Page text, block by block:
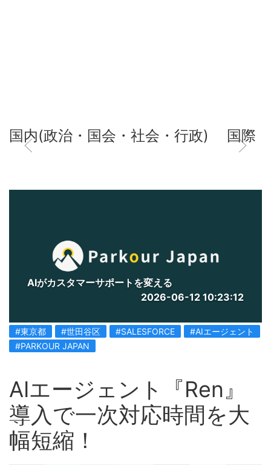
国内(政治・国会・社会・行政) 国際
AIがカスタマーサポートを変える
2026-06-12 10:23:12
#東京都 #世田谷区 #SALESFORCE
#AIエージェント
#PARKOUR JAPAN
AIエージェント『Ren』
導入で一次対応時間を大
幅短縮！